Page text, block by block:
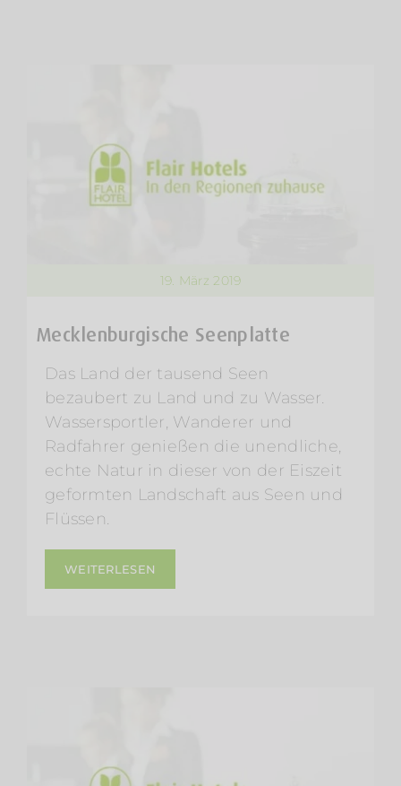
19. März 2019
Mecklenburgische Seenplatte
Das Land der tausend Seen
bezaubert zu Land und zu Wasser.
Wassersportler, Wanderer und
Radfahrer genießen die unendliche,
echte Natur in dieser von der Eiszeit
geformten Landschaft aus Seen und
Flüssen.
WEITERLESEN